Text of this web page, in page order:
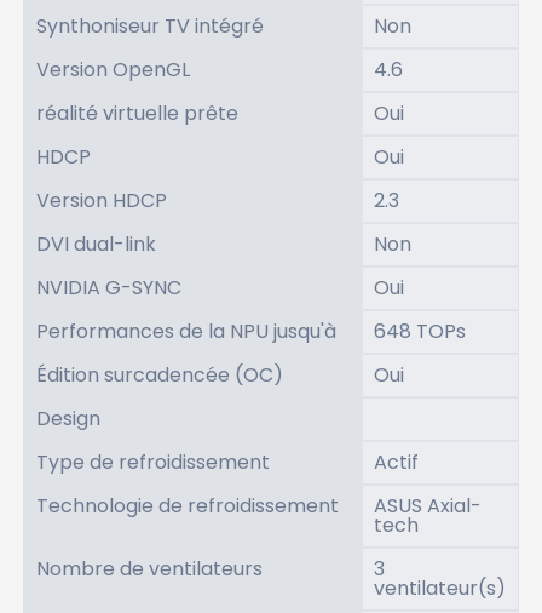
Synthoniseur TV intégré
Non
Version OpenGL
4.6
réalité virtuelle prête
Oui
HDCP
Oui
Version HDCP
2.3
DVI dual-link
Non
NVIDIA G-SYNC
Oui
Performances de la NPU jusqu'à
648 TOPs
Édition surcadencée (OC)
Oui
Design
Type de refroidissement
Actif
Technologie de refroidissement
ASUS Axial-
tech
Nombre de ventilateurs
3
ventilateur(s)